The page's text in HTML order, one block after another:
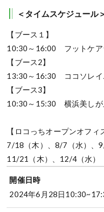
＜タイムスケジュール
【ブース１】
10:30～16:00 フットケア
【ブース2】
13:30～16:30 ココソレイ
【ブース3】
10:30～15:30 横浜美しが
【ロコっちオープンオフィ
7/18（木）、8/7（水）、
11/21（木）、12/4（水）
開催日時
2024年6月28日